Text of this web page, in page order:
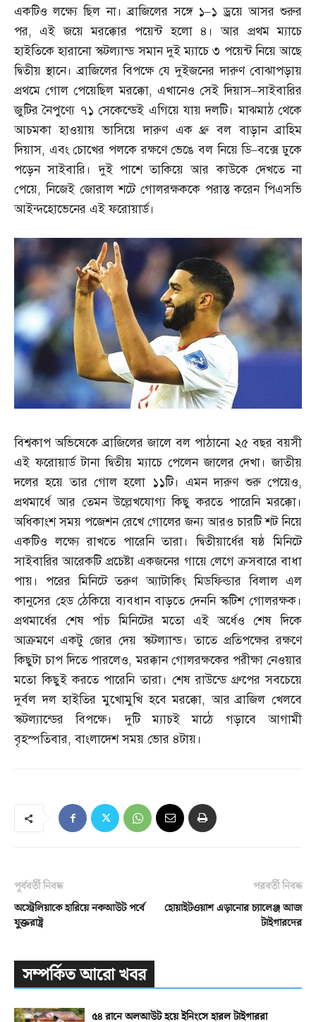
একটিও লক্ষ্যে ছিল না। ব্রাজিলের সঙ্গে ১–১ ড্রয়ে আসর শুরুর
পর,এই জয়ে মরক্কোর পয়েন্ট হলো ৪। আর প্রথম ম্যাচে
হাইতিকে হারানো স্কটল্যান্ড সমান দুই ম্যাচে ৩ পয়েন্ট নিয়ে আছে
দ্বিতীয় স্থানে। ব্রাজিলের বিপক্ষে যে দুইজনের দারুণ বোঝাপড়ায়
প্রথমে গোল পেয়েছিল মরক্কো, এখানেও সেই দিয়াস–সাইবারির
জুটির নৈপুণ্যে ৭১ সেকেন্ডেই এগিয়ে যায় দলটি। মাঝমাঠ থেকে
আচমকা হাওয়ায় ভাসিয়ে দারুণ এক থ্রু বল বাড়ান ব্রাহিম
দিয়াস, এবং চোখের পলকে রক্ষণে ভেঙে বল নিয়ে ডি–বক্সে ঢুকে
পড়েন সাইবারি। দুই পাশে তাকিয়ে আর কাউকে দেখতে না
পেয়ে,নিজেই জোরাল শটে গোলরক্ষককে পরাস্ত করেন পিএসভি
আইন্দহোভেনের এই ফরোয়ার্ড।
বিশ্বকাপ অভিষেকে ব্রাজিলের জালে বল পাঠানো ২৫ বছর বয়সী
এই ফরোয়ার্ড টানা দ্বিতীয় ম্যাচে পেলেন জালের দেখা। জাতীয়
দলের হয়ে তার গোল হলো ১১টি। এমন দারুণ শুরু পেয়েও,
প্রথমার্ধে আর তেমন উল্লেখযোগ্য কিছু করতে পারেনি মরক্কো।
অধিকাংশ সময় পজেশন রেখে গোলের জন্য আরও চারটি শট নিয়ে
একটিও লক্ষ্যে রাখতে পারেনি তারা। দ্বিতীয়ার্ধের ষষ্ঠ মিনিটে
সাইবারির আরেকটি প্রচেষ্টা একজনের গায়ে লেগে ক্রসবারে বাধা
পায়। পরের মিনিটে তরুণ অ্যাটাকিং মিডফিল্ডার বিলাল এল
কানুসের হেড ঠেকিয়ে ব্যবধান বাড়তে দেননি স্কটিশ গোলরক্ষক।
প্রথমার্ধের শেষ পাঁচ মিনিটের মতো এই অর্ধেও শেষ দিকে
আক্রমণে একটু জোর দেয় স্কটল্যান্ড। তাতে প্রতিপক্ষের রক্ষণে
কিছুটা চাপ দিতে পারলেও,মরক্কান গোলরক্ষকের পরীক্ষা নেওয়ার
মতো কিছুই করতে পারেনি তারা। শেষ রাউন্ডে গ্রুপের সবচেয়ে
দুর্বল দল হাইতির মুখোমুখি হবে মরক্কো,আর ব্রাজিল খেলবে
স্কটল্যান্ডের বিপক্ষে। দুটি ম্যাচই মাঠে গড়াবে আগামী
বৃহস্পতিবার,বাংলাদেশ সময় ভোর ৪টায়।
পূর্ববর্তী নিবন্ধ
অস্ট্রেলিয়াকে হারিয়ে নকআউট পর্বে
যুক্তরাষ্ট্র
পরবর্তী নিবন্ধ
হোয়াইটওয়াশ এড়ানোর চ্যালেঞ্জ আজ
টাইগারদের
সম্পর্কিত আরো খবর
৫৪ রানে অলআউট হয়ে ইনিংসে হারল টাইগাররা